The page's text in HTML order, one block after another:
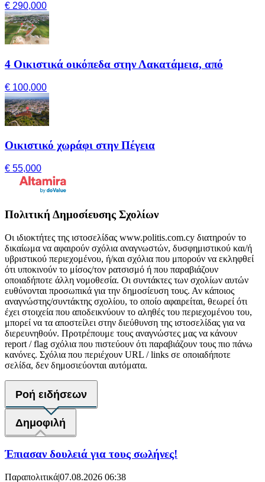
€ 290,000
4 Οικιστικά οικόπεδα στην Λακατάμεια, από
€ 100,000
Οικιστικό χωράφι στην Πέγεια
€ 55,000
Πολιτική Δημοσίευσης Σχολίων
Οι ιδιοκτήτες της ιστοσελίδας www.politis.com.cy διατηρούν το
δικαίωμα να αφαιρούν σχόλια αναγνωστών, δυσφημιστικού και/ή
υβριστικού περιεχομένου, ή/και σχόλια που μπορούν να εκληφθεί
ότι υποκινούν το μίσος/τον ρατσισμό ή που παραβιάζουν
οποιαδήποτε άλλη νομοθεσία. Οι συντάκτες των σχολίων αυτών
ευθύνονται προσωπικά για την δημοσίευση τους. Αν κάποιος
αναγνώστης/συντάκτης σχολίου, το οποίο αφαιρείται, θεωρεί ότι
έχει στοιχεία που αποδεικνύουν το αληθές του περιεχομένου του,
μπορεί να τα αποστείλει στην διεύθυνση της ιστοσελίδας για να
διερευνηθούν. Προτρέπουμε τους αναγνώστες μας να κάνουν
report / flag σχόλια που πιστεύουν ότι παραβιάζουν τους πιο πάνω
κανόνες. Σχόλια που περιέχουν URL / links σε οποιαδήποτε
σελίδα, δεν δημοσιεύονται αυτόματα.
Ροή ειδήσεων
Δημοφιλή
Έπιασαν δουλειά για τους σωλήνες!
Παραπολιτικά|07.08.2026 06:38